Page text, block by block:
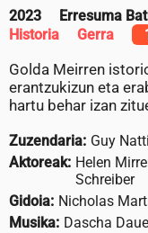
2023 Erresuma
Historia
Gerra
Golda Meirren
erantzukizun eta
hartu behar izan
Zuzendaria: Guy
Aktoreak: Helen
Schreiber
Gidoia: Nicholas
Musika: Dascha